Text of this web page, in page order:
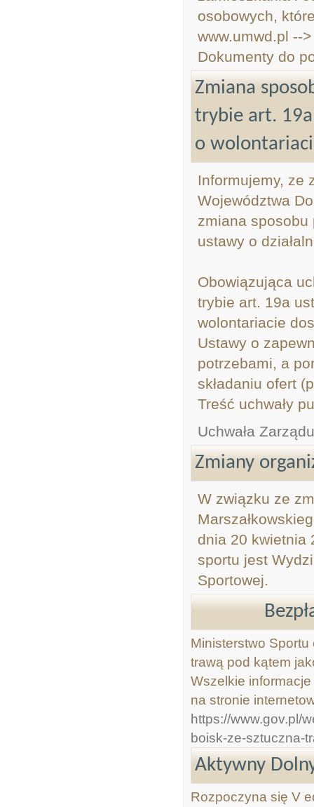
osobowych,
www.umwd.pl --
Dokumenty do
Zmiana
trybie art. 19a
o
Informujemy, ze
Województwa
zmiana sposobu
ustawy o
Obowiązująca
trybie art. 19a
wolontariacie
Ustawy o
potrzebami, a
składaniu ofert
Treść uchwały
Uchwała
Zmiany
W związku ze
dnia 20 kwietnia
sportu jest
Sportowej.
Ministerstwo
trawą pod kątem
Wszelkie
na stronie
https://www.gov.pl/
boisk-ze-sztuczna-
Aktywny
Rozpoczyna się V